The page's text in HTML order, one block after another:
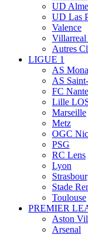
UD
UD Las
Valence
Villarreal
Autres
LIGUE 1
AS
AS
FC
Lille
Marseille
Metz
OGC
PSG
RC Lens
Lyon
Stade
Toulouse
PREMIER
Aston
Arsenal